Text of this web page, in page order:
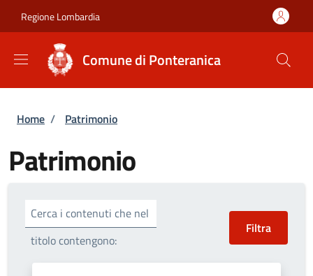
Regione Lombardia
Comune di Ponteranica
Briciole di pane
Home / Patrimonio
Patrimonio
Cerca i contenuti che nel
titolo contengono: